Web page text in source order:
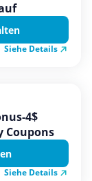
Siehe Details
4$
Coupons
Siehe Details